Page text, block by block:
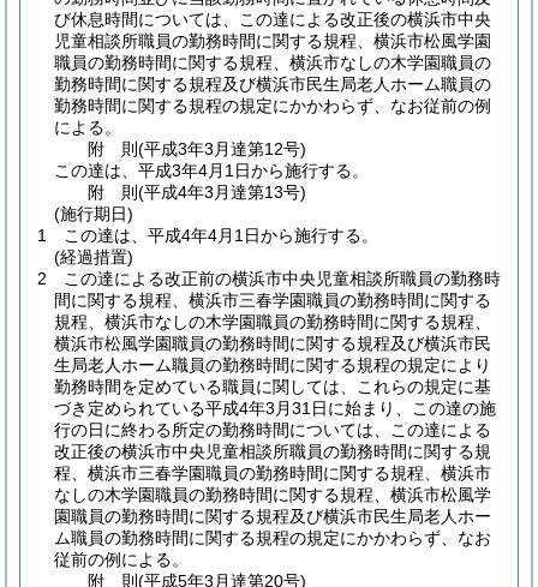
び休息時間については、この達による改正後の横浜市中央
児童相談所職員の勤務時間に関する規程、横浜市松風学園
職員の勤務時間に関する規程、横浜市なしの木学園職員の
勤務時間に関する規程及び横浜市民生局老人ホーム職員の
勤務時間に関する規程の規定にかかわらず、なお従前の例
による。
附 則(平成3年3月達第12号)
この達は、平成3年4月1日から施行する。
附 則(平成4年3月達第13号)
(施行期日)
1
この達は、平成4年4月1日から施行する。
(経過措置)
2
この達による改正前の横浜市中央児童相談所職員の勤務時
間に関する規程、横浜市三春学園職員の勤務時間に関する
規程、横浜市なしの木学園職員の勤務時間に関する規程、
横浜市松風学園職員の勤務時間に関する規程及び横浜市民
生局老人ホーム職員の勤務時間に関する規程の規定により
勤務時間を定めている職員に関しては、これらの規定に基
づき定められている平成4年3月31日に始まり、この達の施
行の日に終わる所定の勤務時間については、この達による
改正後の横浜市中央児童相談所職員の勤務時間に関する規
程、横浜市三春学園職員の勤務時間に関する規程、横浜市
なしの木学園職員の勤務時間に関する規程、横浜市松風学
園職員の勤務時間に関する規程及び横浜市民生局老人ホー
ム職員の勤務時間に関する規程の規定にかかわらず、なお
従前の例による。
附 則(平成5年3月達第20号)